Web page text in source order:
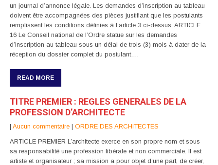
un journal d’annonce légale. Les demandes d’inscription au tableau
doivent être accompagnées des pièces justifiant que les postulants
remplissent les conditions définies à l’article 3 ci-dessus. ARTICLE
16 Le Conseil national de l’Ordre statue sur les demandes
d’inscription au tableau sous un délai de trois (3) mois à dater de la
réception du dossier complet du postulant….
READ MORE
TITRE PREMIER : REGLES GENERALES DE LA
PROFESSION D’ARCHITECTE
| Aucun commentaire | ORDRE DES ARCHITECTES
ARTICLE PREMIER L’architecte exerce en son propre nom et sous
sa responsabilité une profession libérale et non commerciale. Il est
artiste et organisateur ; sa mission a pour objet d’une part, de créer,